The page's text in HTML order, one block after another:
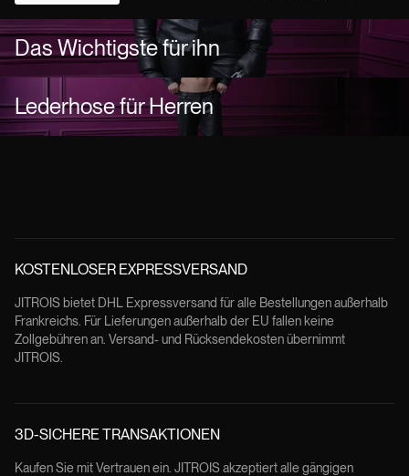
Das Wichtigste für ihn
Lederhose für Herren
KOSTENLOSER EXPRESSVERSAND
JITROIS bietet DHL Expressversand für alle Bestellungen außerhalb
Frankreichs. Für Lieferungen außerhalb der EU fallen keine
Zollgebühren an. Versand- und Rücksendekosten übernimmt
JITROIS.
3D-SICHERE TRANSAKTIONEN
Kaufen Sie mit Vertrauen ein. JITROIS akzeptiert alle gängigen